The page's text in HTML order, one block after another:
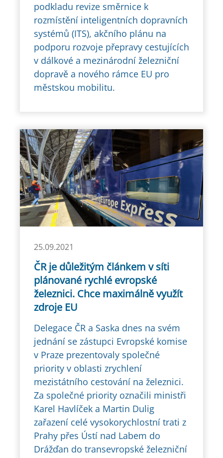
podkladu revize směrnice k
rozmístění inteligentních dopravních
systémů (ITS), akčního plánu na
podporu rozvoje přepravy cestujících
v dálkové a mezinárodní železniční
dopravě a nového rámce EU pro
městskou mobilitu.
25.09.2021
ČR je důležitým článkem v síti
plánované rychlé evropské
železnici. Chce maximálně využít
zdroje EU
Delegace ČR a Saska dnes na svém
jednání se zástupci Evropské komise
v Praze prezentovaly společné
priority v oblasti zrychlení
mezistátního cestování na železnici.
Za společné priority označili ministři
Karel Havlíček a Martin Dulig
zařazení celé vysokorychlostní trati z
Prahy přes Ústí nad Labem do
Drážďan do transevropské železniční